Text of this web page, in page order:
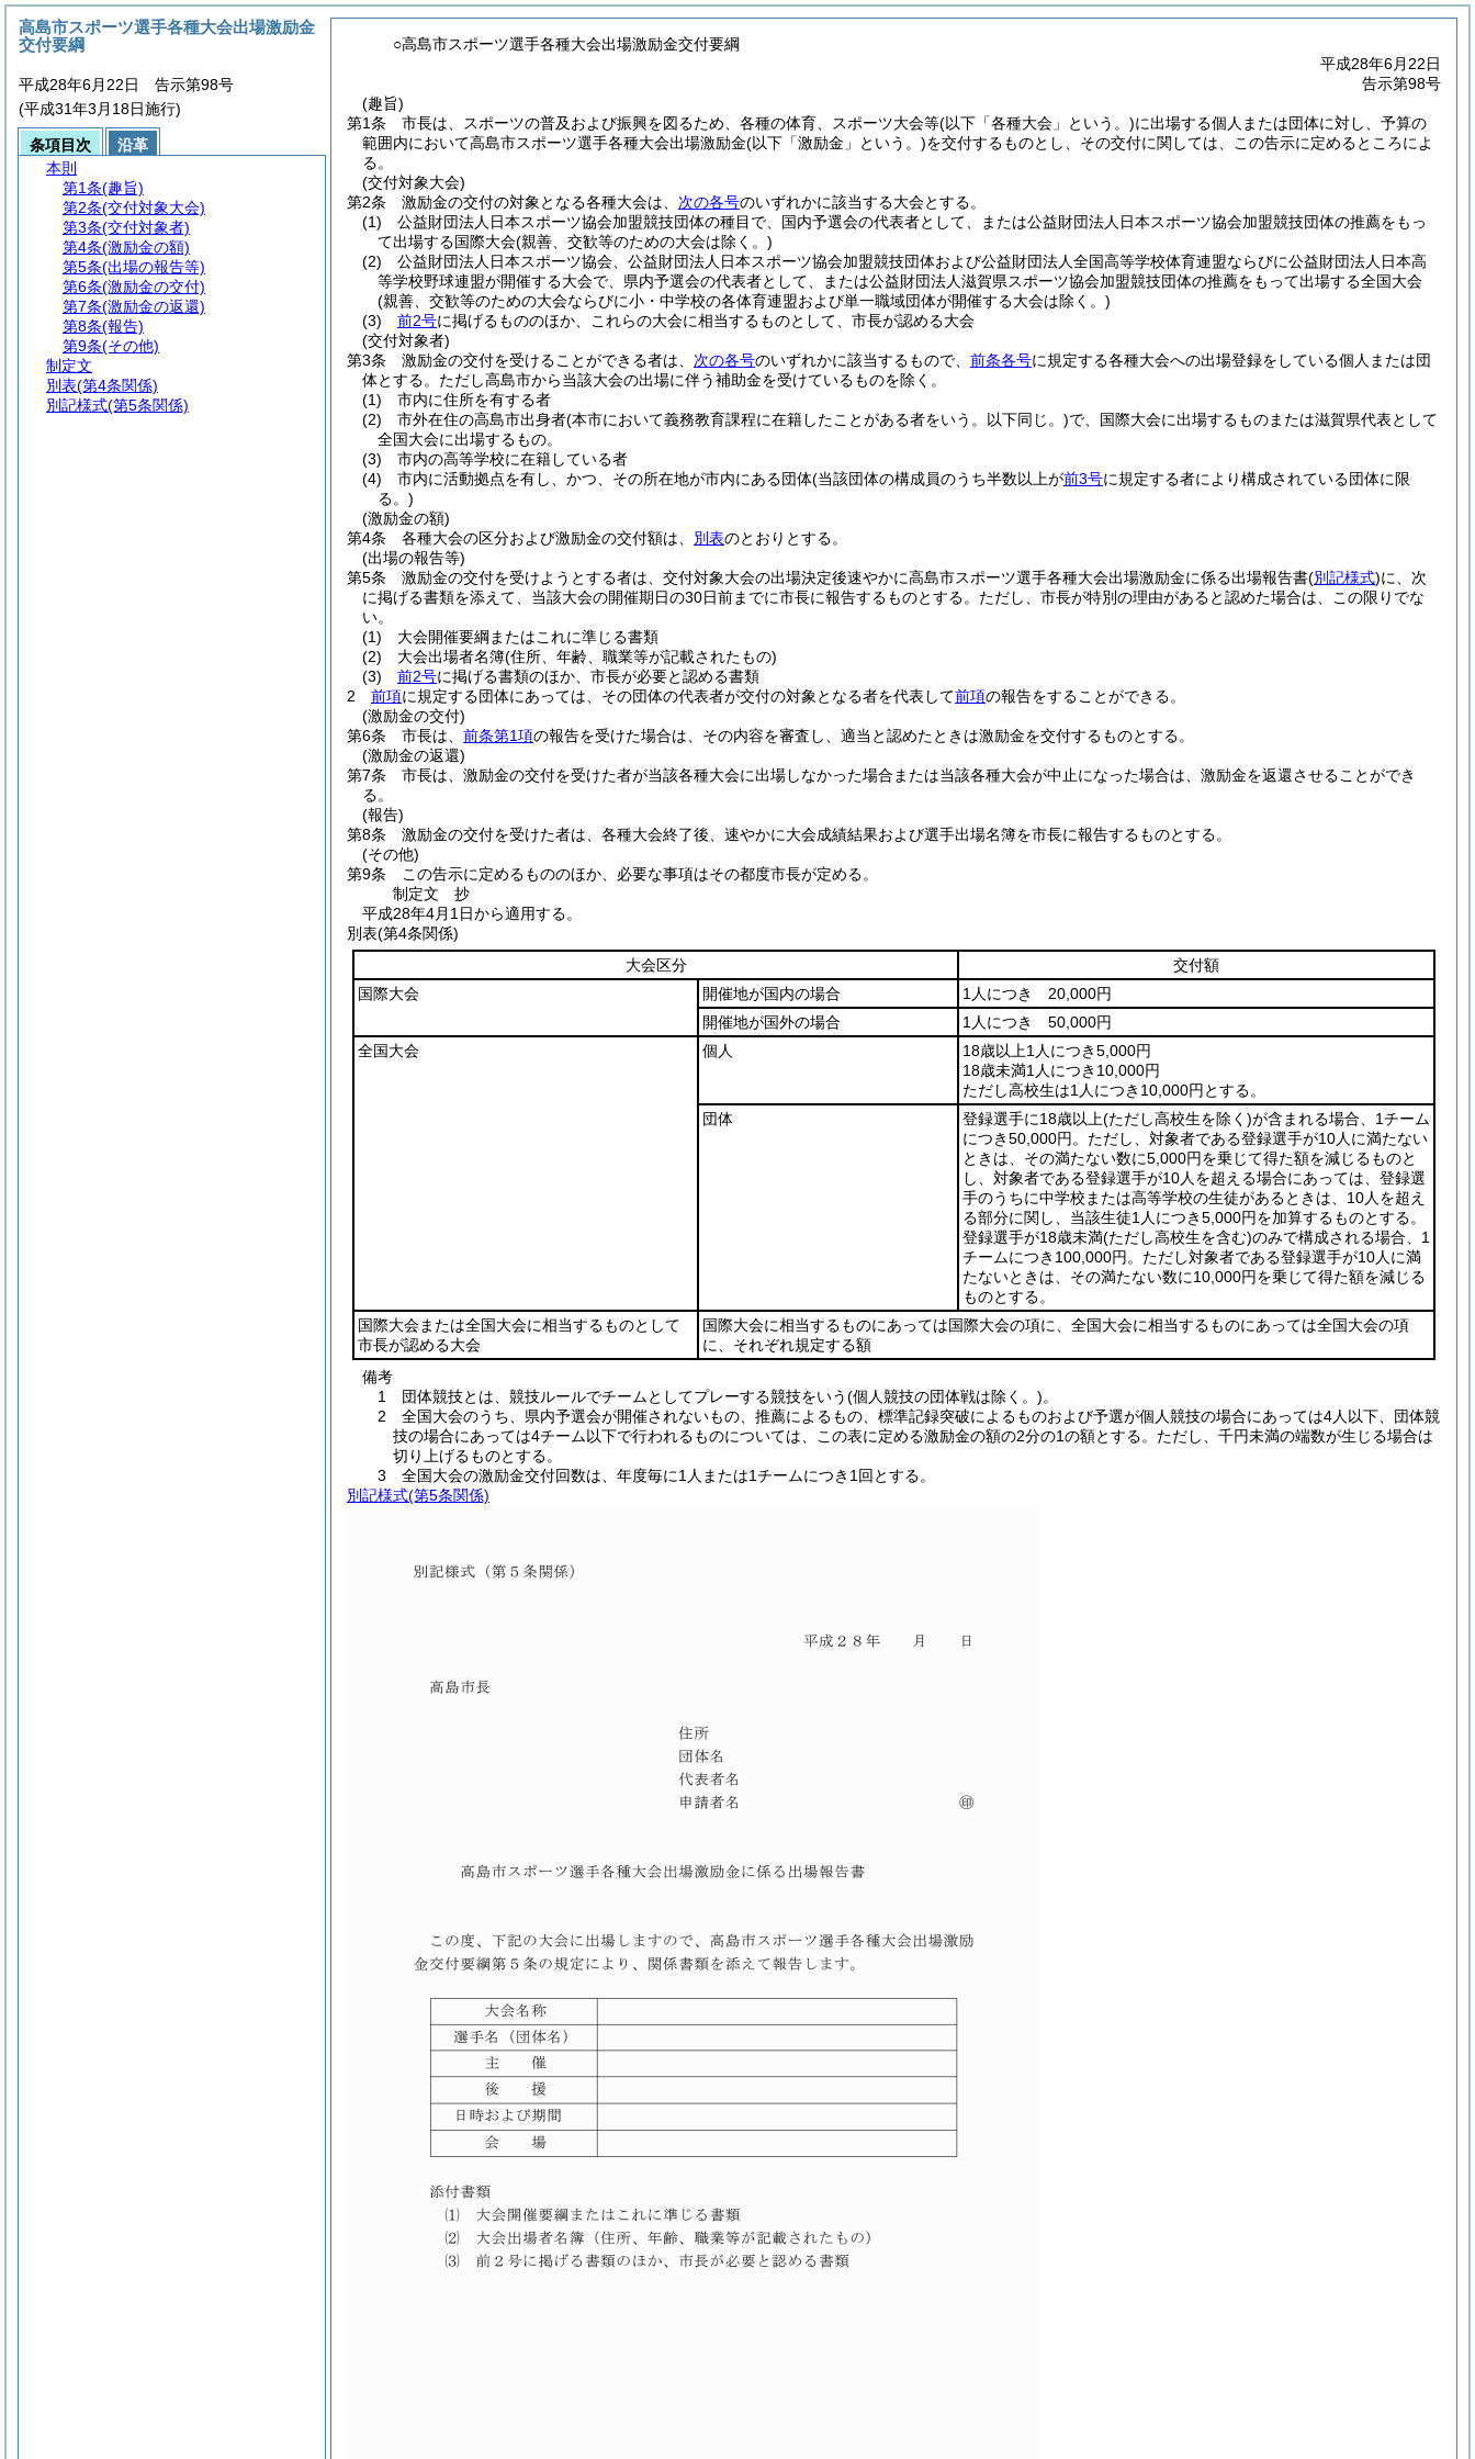
○高島市スポーツ選手各種大会出場激励金交付要綱
平成28年6月22日
告示第98号
(趣旨)
第1条
市長は、スポーツの普及および振興を図るため、各種の体育、スポーツ大会等(以下「各種大会」という。)に出場する個人または団体に対し、予算の
範囲内において高島市スポーツ選手各種大会出場激励金(以下「激励金」という。)を交付するものとし、その交付に関しては、この告示に定めるところによ
る。
(交付対象大会)
第2条
激励金の交付の対象となる各種大会は、 次の各号のいずれかに該当する大会とする。
(1)
公益財団法人日本スポーツ協会加盟競技団体の種目で、国内予選会の代表者として、または公益財団法人日本スポーツ協会加盟競技団体の推薦をもっ
て出場する国際大会(親善、交歓等のための大会は除く。)
(2)
公益財団法人日本スポーツ協会、公益財団法人日本スポーツ協会加盟競技団体および公益財団法人全国高等学校体育連盟ならびに公益財団法人日本高
等学校野球連盟が開催する大会で、県内予選会の代表者として、または公益財団法人滋賀県スポーツ協会加盟競技団体の推薦をもって出場する全国大会
(親善、交歓等のための大会ならびに小・中学校の各体育連盟および単一職域団体が開催する大会は除く。)
(3)
前2号に掲げるもののほか、これらの大会に相当するものとして、市長が認める大会
(交付対象者)
第3条
激励金の交付を受けることができる者は、 次の各号のいずれかに該当するもので、 前条各号に規定する各種大会への出場登録をしている個人または団
体とする。 ただし高島市から当該大会の出場に伴う補助金を受けているものを除く。
(1)
市内に住所を有する者
(2)
市外在住の高島市出身者(本市において義務教育課程に在籍したことがある者をいう。以下同じ。)で、国際大会に出場するものまたは滋賀県代表として
全国大会に出場するもの。
(3)
市内の高等学校に在籍している者
(4)
市内に活動拠点を有し、かつ、その所在地が市内にある団体(当該団体の構成員のうち半数以上が前3号に規定する者により構成されている団体に限
る。)
(激励金の額)
第4条
各種大会の区分および激励金の交付額は、 別表のとおりとする。
(出場の報告等)
第5条
激励金の交付を受けようとする者は、交付対象大会の出場決定後速やかに高島市スポーツ選手各種大会出場激励金に係る出場報告書(別記様式)に、次
に掲げる書類を添えて、当該大会の開催期日の30日前までに市長に報告するものとする。 ただし、市長が特別の理由があると認めた場合は、この限りでな
い。
(1)
大会開催要綱またはこれに準じる書類
(2)
大会出場者名簿(住所、年齢、職業等が記載されたもの)
(3)
前2号に掲げる書類のほか、市長が必要と認める書類
2
前項に規定する団体にあっては、その団体の代表者が交付の対象となる者を代表して前項の報告をすることができる。
(激励金の交付)
第6条
市長は、 前条第1項の報告を受けた場合は、その内容を審査し、適当と認めたときは激励金を交付するものとする。
(激励金の返還)
第7条
市長は、激励金の交付を受けた者が当該各種大会に出場しなかった場合または当該各種大会が中止になった場合は、激励金を返還させることができ
る。
(報告)
第8条
激励金の交付を受けた者は、各種大会終了後、速やかに大会成績結果および選手出場名簿を市長に報告するものとする。
(その他)
第9条
この告示に定めるもののほか、必要な事項はその都度市長が定める。
制定文 抄
平成28年4月1日から適用する。
別表(第4条関係)
大会区分
交付額
国際大会
開催地が国内の場合
1人につき 20,000円
開催地が国外の場合
1人につき 50,000円
全国大会
個人
18歳以上1人につき5,000円
18歳未満1人につき10,000円
ただし高校生は1人につき10,000円とする。
団体
登録選手に18歳以上(ただし高校生を除く)が含まれる場合、1チーム
につき50,000円。ただし、対象者である登録選手が10人に満たない
ときは、その満たない数に5,000円を乗じて得た額を減じるものと
し、対象者である登録選手が10人を超える場合にあっては、登録選
手のうちに中学校または高等学校の生徒があるときは、10人を超え
る部分に関し、当該生徒1人につき5,000円を加算するものとする。
登録選手が18歳未満(ただし高校生を含む)のみで構成される場合、1
チームにつき100,000円。ただし対象者である登録選手が10人に満
たないときは、その満たない数に10,000円を乗じて得た額を減じる
ものとする。
国際大会または全国大会に相当するものとして
市長が認める大会
国際大会に相当するものにあっては国際大会の項に、全国大会に相当するものにあっては全国大会の項
に、それぞれ規定する額
備考
1 団体競技とは、競技ルールでチームとしてプレーする競技をいう(個人競技の団体戦は除く。)。
2 全国大会のうち、県内予選会が開催されないもの、推薦によるもの、標準記録突破によるものおよび予選が個人競技の場合にあっては4人以下、団体競
技の場合にあっては4チーム以下で行われるものについては、この表に定める激励金の額の2分の1の額とする。ただし、千円未満の端数が生じる場合は
切り上げるものとする。
3 全国大会の激励金交付回数は、年度毎に1人または1チームにつき1回とする。
別記様式(第5条関係)
高島市スポーツ選手各種大会出場激励金
交付要綱
平成28年6月22日 告示第98号
(平成31年3月18日施行)
条項目次
沿革
本則
第1条(趣旨)
第2条(交付対象大会)
第3条(交付対象者)
第4条(激励金の額)
第5条(出場の報告等)
第6条(激励金の交付)
第7条(激励金の返還)
第8条(報告)
第9条(その他)
制定文
別表(第4条関係)
別記様式(第5条関係)